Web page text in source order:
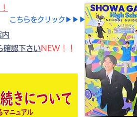
​こちらをクリック▶▶▶
確認下さいNEW！！